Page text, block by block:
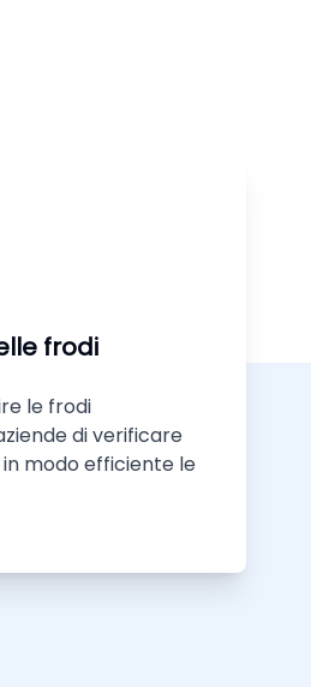
frodi
le frodi
di verificare
modo efficiente le